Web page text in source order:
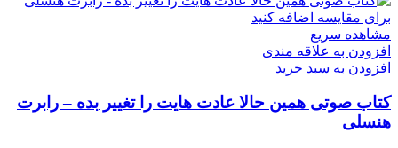
برای مقایسه اضافه کنید
مشاهده سریع
افزودن به علاقه مندی
افزودن به سبد خرید
کتاب صوتی همین حالا عادت هایت را تغییر بده – رابرت
هنسلی